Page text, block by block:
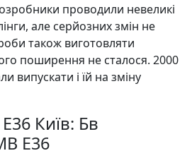
проводили невеликі
але серйозних змін не
також виготовляти
поширення не сталося. 2000
випускати і їй на зміну
Київ: Бв
Е36